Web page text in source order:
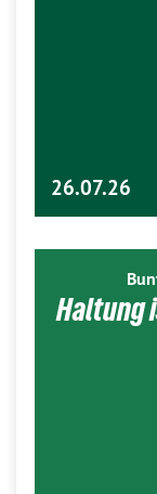
26.07.26
Haltung